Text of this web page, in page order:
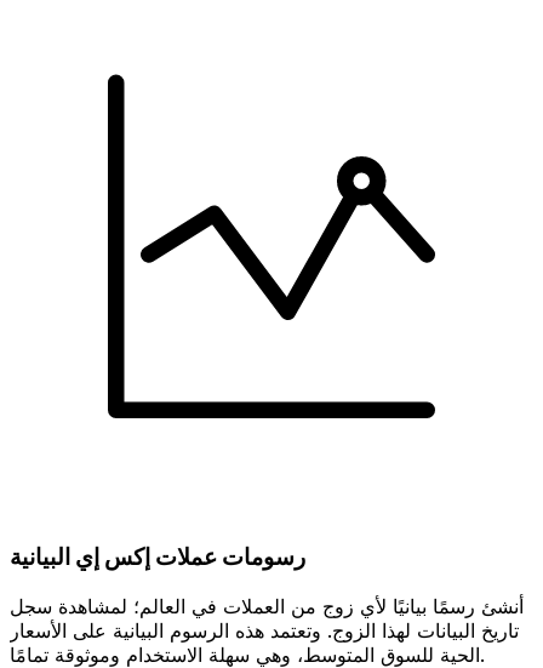
رسومات عملات إكس إي البيانية
أنشئ رسمًا بيانيًا لأي زوج من العملات في العالم؛ لمشاهدة سجل
تاريخ البيانات لهذا الزوج. وتعتمد هذه الرسوم البيانية على الأسعار
الحية للسوق المتوسط، وهي سهلة الاستخدام وموثوقة تمامًا.